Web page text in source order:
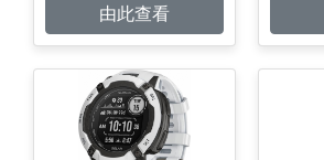
由此查看